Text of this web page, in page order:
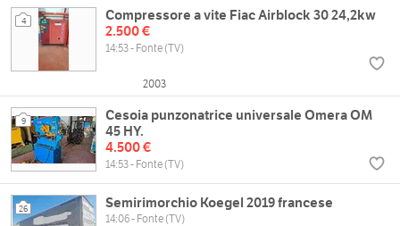
4
Compressore a vite Fiac Airblock 30 24,2kw
2.500 €
14:53 - Fonte (TV)
2003
9
Cesoia punzonatrice universale Omera OM
45 HY.
4.500 €
14:53 - Fonte (TV)
26 Semirimorchio Koegel 2019 francese
14:06 - Fonte (TV)